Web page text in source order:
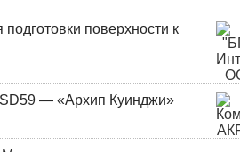
поверхности к
— «Архип Куинджи»